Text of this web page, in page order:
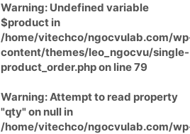
Warning: Undefined variable
$product in
/home/vitechco/ngocvulab.com/
content/themes/leo_ngocvu/single-
product_order.phpon line79
Warning: Attempt to read property
"qty" on null in
/home/vitechco/ngocvulab.com/